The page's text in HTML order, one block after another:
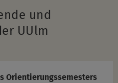
und
UUlm
Orientierungssemesters